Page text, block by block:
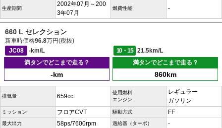
生産期間
2002年07月～200
3年07月
燃費性能 -
660 L セレクション
新車時価格96.8万円(税抜)
JC08
-km/L 10・15
21.5km/L
満タンでどこまで走る？
-km
満タンでどこまで走る？
860km
排気量 659cc
使用燃料
エンジン
レギュラー
ガソリン
ミッション フロアCVT 駆動方式 FF
最大出力 58ps/7600rpm 過給器（ターボ） -